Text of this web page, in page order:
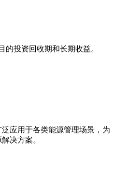
的投资回收期和长期收益。
应用于各类能源管理场景，为
决方案。